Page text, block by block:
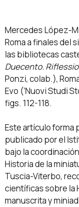
Mercedes López-
Roma a finales del
las bibliotecas
Duecento.
Ponzi, colab.),
Evo (‘Nuovi Studi
figs. 112-118.
Este artículo forma
publicado por el
bajo la
Historia de la
Tuscia-Viterbo,
científicas sobre la
manuscrita y